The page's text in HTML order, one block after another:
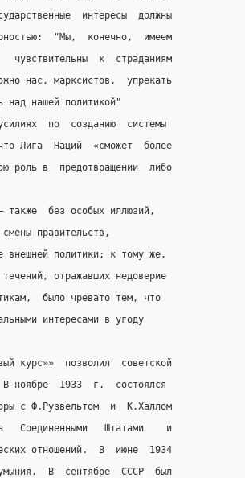
интересы  должны
"Мы,  конечно,  имеем
чувствительны  к  страданиям
нас, марксистов,  упрекать
над нашей политикой"
по  созданию  системы
Лига  Наций  «сможет  более
роль в  предотвращении  либо
также  без особых иллюзий,
правительств,
внешней политики; к тому же.
отражавших недоверие
было чревато тем, что
интересами в угоду
курс»»  позволил  советской
В ноябре  1933  г.  состоялся
с Ф.Рузвельтом  и  К.Халлом
Соединенными   Штатами    и
отношений.  В  июне  1934
В  сентябре  СССР  был